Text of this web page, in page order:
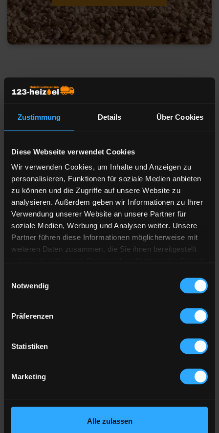
Zustimmung Details Über Cookies
Diese Webseite verwendet Cookies
Wir verwenden Cookies, um Inhalte und Anzeigen zu
personalisieren, Funktionen für soziale Medien anbieten
zu können und die Zugriffe auf unsere Website zu
analysieren. Außerdem geben wir Informationen zu Ihrer
Verwendung unserer Website an unsere Partner für
soziale Medien, Werbung und Analysen weiter. Unsere
Partner führen diese Informationen möglicherweise mit
weiteren Daten zusammen, die Sie ihnen bereitgestellt
Notwendig
Präferenzen
Statistiken
Marketing
Alle zulassen
Heizöl-Preisangebot für 90402
Liefermenge
Anzahl derLieferstellen
Preis berechnen
Heizöl Standard
von Pritschet GmbH